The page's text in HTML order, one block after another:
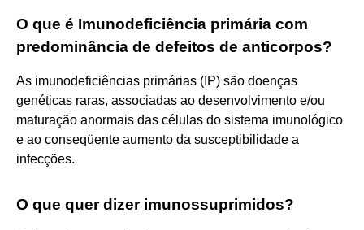
O que é Imunodeficiência primária com
predominância de defeitos de anticorpos?
As imunodeficiências primárias (IP) são doenças
genéticas raras, associadas ao desenvolvimento e/ou
maturação anormais das células do sistema imunológico
e ao conseqüente aumento da susceptibilidade a
infecções.
O que quer dizer imunossuprimidos?